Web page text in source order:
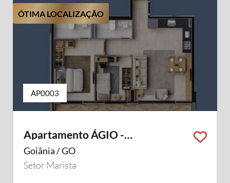
ÓTIMA LOCALIZAÇÃO
AP0003
Apartamento ÁGIO -
OPORTUNIDADE
Goiânia / GO
Setor Marista